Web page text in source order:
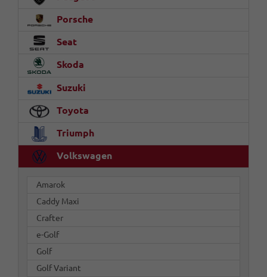
Porsche
Seat
Skoda
Suzuki
Toyota
Triumph
Volkswagen
Amarok
Caddy Maxi
Crafter
e-Golf
Golf
Golf Variant